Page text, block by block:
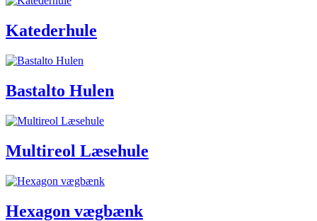
Katederhule
Bastalto Hulen
Multireol Læsehule
Hexagon vægbænk